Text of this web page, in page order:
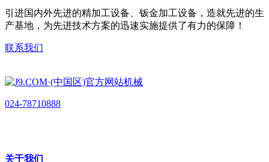
引进国内外先进的精加工设备、钣金加工设备，造就先进的生
产基地，为先进技术方案的迅速实施提供了有力的保障！
联系我们
024-78710888
关于我们